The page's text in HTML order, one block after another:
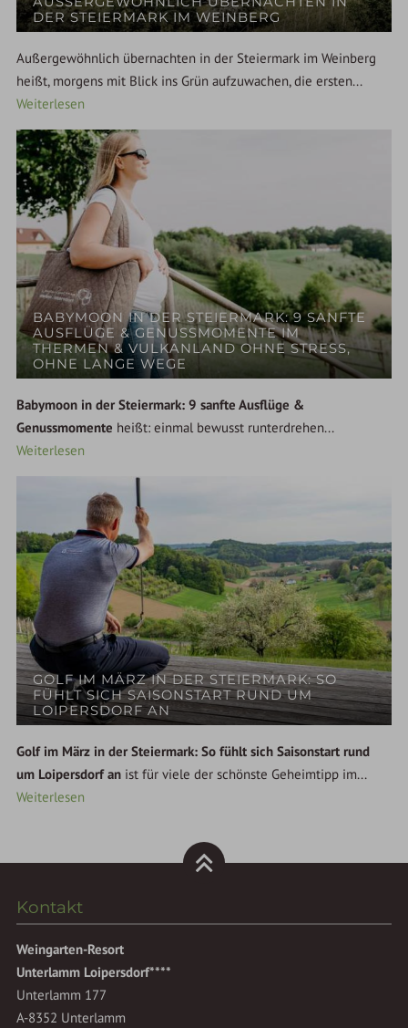
ER STEIERMARK IM WEINBERG
Außergewöhnlich übernachten in der Steiermark im Weinberg
heißt, morgens mit Blick ins Grün aufzuwachen, die ersten...
Weiterlesen
BABYMOON IN DER STEIERMARK: 9 SANFTE
AUSFLÜGE & GENUSSMOMENTE IM
THERMEN & VULKANLAND OHNE STRESS,
OHNE LANGE WEGE
Babymoon in der Steiermark: 9 sanfte Ausflüge &
Genussmomente heißt: einmal bewusst runterdrehen...
Weiterlesen
GOLF IM MÄRZ IN DER STEIERMARK: SO
FÜHLT SICH SAISONSTART RUND UM
LOIPERSDORF AN
Golf im März in der Steiermark: So fühlt sich Saisonstart rund
um Loipersdorf an ist für viele der schönste Geheimtipp im...
Weiterlesen
Kontakt
Weingarten-Resort
Unterlamm Loipersdorf****
Unterlamm 177
A-8352 Unterlamm